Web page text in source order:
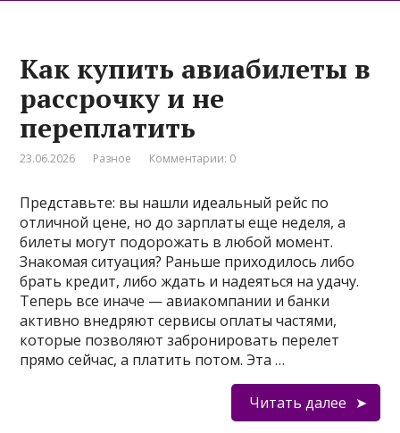
Как купить авиабилеты в
рассрочку и не
переплатить
23.06.2026 Разное Комментарии: 0
Представьте: вы нашли идеальный рейс по
отличной цене, но до зарплаты еще неделя, а
билеты могут подорожать в любой момент.
Знакомая ситуация? Раньше приходилось либо
брать кредит, либо ждать и надеяться на удачу.
Теперь все иначе — авиакомпании и банки
активно внедряют сервисы оплаты частями,
которые позволяют забронировать перелет
прямо сейчас, а платить потом. Эта …
Читать далее